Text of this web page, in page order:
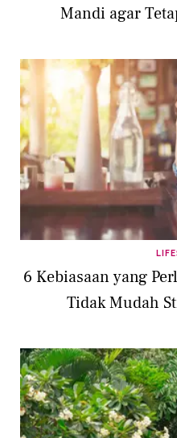
Mandi agar
6 Kebiasaan yang
Tidak Mudah